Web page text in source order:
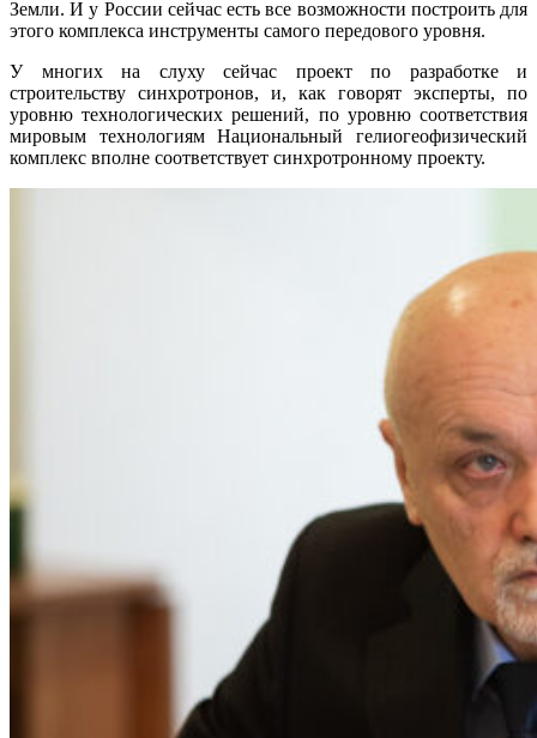
Земли. И у России сейчас есть все возможности построить для
этого комплекса инструменты самого передового уровня.
У многих на слуху сейчас проект по разработке и
строительству синхротронов, и, как говорят эксперты, по
уровню технологических решений, по уровню соответствия
мировым технологиям Национальный гелиогеофизический
комплекс вполне соответствует синхротронному проекту.